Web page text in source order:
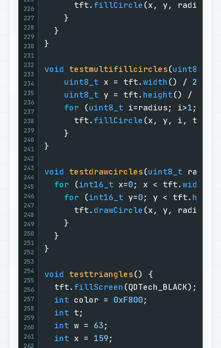
226
227
228
229
230
231
232
233
234
235
236
237
238
239
240
241
242
243
244
245
246
247
248
249
250
251
252
253
254
255
256
257
258
259
260
261
262
      tft.
fillCircle (x, y, radius,
    }
  }
}
void testmultifillcircles(uint8_t
uint8_t x = tft.width () / 2
uint8_t y = tft. height() /
for (uint8_t i=radius; i>1; i-=
      tft.
fillCircle (x, y, i, tft.
    }
}
void testdrawcircles(uint8_t
for (int16_t x=0; x < tft.width
for (int16_t y=0; y < tft.
      tft.
drawCircle (x, y, radius,
    }
  }
}
void testtriangles()
{
  tft.
fillScreen (QDTech_BLACK);
int color = 0xF800;
int t;
int w = 63;
int x = 159;